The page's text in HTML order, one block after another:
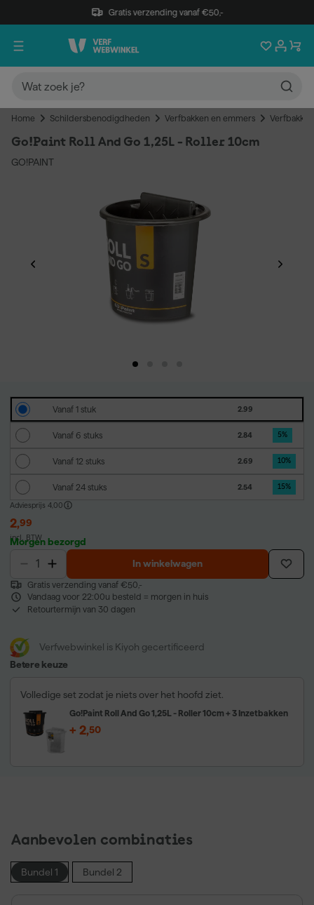
Gratis verzending vanaf €50,-
Home Schildersbenodigdheden Verfbakken en emmers Verfbakken
Go!Paint Roll And Go 1,25L - Roller 10cm
GO!PAINT
Vanaf 1 stuk 2.99
Vanaf 6 stuks 2.84 5%
Vanaf 12 stuks 2.69 10%
Vanaf 24 stuks 2.54 15%
Adviesprijs 4,00
2,99
incl. BTW
Morgen bezorgd
In winkelwagen
Gratis verzending vanaf €50,-
Vandaag voor 22:00u besteld = morgen in huis
Retourtermijn van 30 dagen
Verfwebwinkel is Kiyoh gecertificeerd
Betere keuze
Volledige set zodat je niets over het hoofd ziet.
Go!Paint Roll And Go 1,25L - Roller 10cm + 3 Inzetbakken
+ 2,50
Aanbevolen combinaties
Bundel 1 Bundel 2